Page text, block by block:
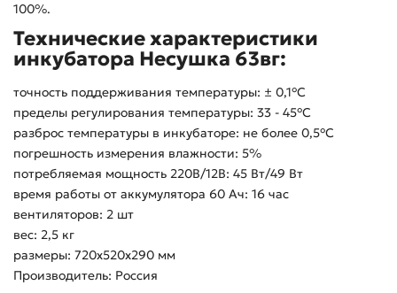
100%.
Технические характеристики
инкубатора Несушка 63вг:
точность поддерживания температуры: ± 0,1°С
пределы регулирования температуры: 33 - 45°С
разброс температуры в инкубаторе: не более 0,5°С
погрешность измерения влажности: 5%
потребляемая мощность 220В/12В: 45 Вт/49 Вт
время работы от аккумулятора 60 Ач: 16 час
вентиляторов: 2 шт
вес: 2,5 кг
размеры: 720х520х290 мм
Производитель: Россия